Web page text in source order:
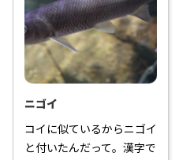
ニゴイ
コイに似ているからニゴイ
と付いたんだって。漢字で